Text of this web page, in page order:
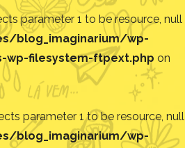
parameter 1 to be resource, null
blog_imaginarium/wp-
filesystem-ftpext.php on
parameter 1 to be resource, null
blog_imaginarium/wp-